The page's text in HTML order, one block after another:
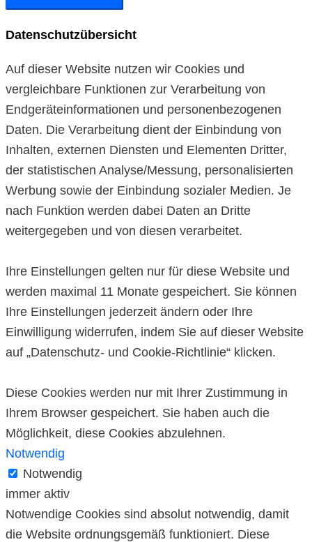
Datenschutzübersicht
Auf dieser Website nutzen wir Cookies und
vergleichbare Funktionen zur Verarbeitung von
Endgeräteinformationen und personenbezogenen
Daten. Die Verarbeitung dient der Einbindung von
Inhalten, externen Diensten und Elementen Dritter,
der statistischen Analyse/Messung, personalisierten
Werbung sowie der Einbindung sozialer Medien. Je
nach Funktion werden dabei Daten an Dritte
weitergegeben und von diesen verarbeitet.
Ihre Einstellungen gelten nur für diese Website und
werden maximal 11 Monate gespeichert. Sie können
Ihre Einstellungen jederzeit ändern oder Ihre
Einwilligung widerrufen, indem Sie auf dieser Website
auf „Datenschutz- und Cookie-Richtlinie“ klicken.
Diese Cookies werden nur mit Ihrer Zustimmung in
Ihrem Browser gespeichert. Sie haben auch die
Möglichkeit, diese Cookies abzulehnen.
Notwendig
Notwendig
immer aktiv
Notwendige Cookies sind absolut notwendig, damit
die Website ordnungsgemäß funktioniert. Diese